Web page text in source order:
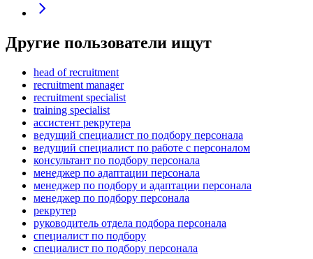
Другие пользователи ищут
head of recruitment
recruitment manager
recruitment specialist
training specialist
ассистент рекрутера
ведущий специалист по подбору персонала
ведущий специалист по работе с персоналом
консультант по подбору персонала
менеджер по адаптации персонала
менеджер по подбору и адаптации персонала
менеджер по подбору персонала
рекрутер
руководитель отдела подбора персонала
специалист по подбору
специалист по подбору персонала